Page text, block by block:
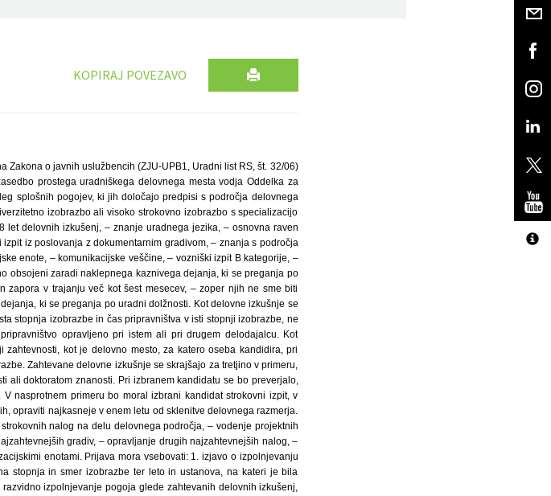
KOPIRAJ POVEZAVO
Zakona o javnih uslužbencih (ZJU-UPB1, Uradni list RS, št. 32/06)
prostega uradniškega delovnega mesta vodja Oddelka za
splošnih pogojev, ki jih določajo predpisi s področja delovnega
izobrazbo ali visoko strokovno izobrazbo s specializacijo
let delovnih izkušenj, – znanje uradnega jezika, – osnovna raven
iz poslovanja z dokumentarnim gradivom, – znanja s področja
enote, – komunikacijske veščine, – vozniški izpit B kategorije, –
obsojeni zaradi naklepnega kaznivega dejanja, ki se preganja po
v trajanju več kot šest mesecev, – zoper njih ne sme biti
ki se preganja po uradni dolžnosti. Kot delovne izkušnje se
stopnja izobrazbe in čas pripravništva v isti stopnji izobrazbe, ne
opravljeno pri istem ali pri drugem delodajalcu. Kot
kot je delovno mesto, za katero oseba kandidira, pri
Zahtevane delovne izkušnje se skrajšajo za tretjino v primeru,
ali doktoratom znanosti. Pri izbranem kandidatu se bo preverjalo,
nasprotnem primeru bo moral izbrani kandidat strokovni izpit, v
opraviti najkasneje v enem letu od sklenitve delovnega razmerja.
nalog na delu delovnega področja, – vodenje projektnih
gradiv, – opravljanje drugih najzahtevnejših nalog, –
enotami. Prijava mora vsebovati: 1. izjavo o izpolnjevanju
stopnja in smer izobrazbe ter leto in ustanova, na kateri je bila
izpolnjevanje pogoja glede zahtevanih delovnih izkušenj,